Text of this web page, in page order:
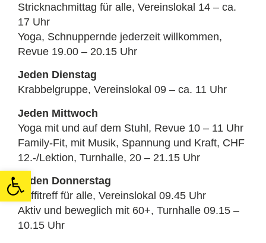
Open toolbar
Stricknachmittag für alle, Vereinslokal 14 – ca.
17 Uhr
Yoga, Schnuppernde jederzeit willkommen,
Revue 19.00 – 20.15 Uhr
Jeden Dienstag
Krabbelgruppe, Vereinslokal 09 – ca. 11 Uhr
Jeden Mittwoch
Yoga mit und auf dem Stuhl, Revue 10 – 11 Uhr
Family-Fit, mit Musik, Spannung und Kraft, CHF
12.-/Lektion, Turnhalle, 20 – 21.15 Uhr
Jeden Donnerstag
Kaffitreff für alle, Vereinslokal 09.45 Uhr
Aktiv und beweglich mit 60+, Turnhalle 09.15 –
10.15 Uhr